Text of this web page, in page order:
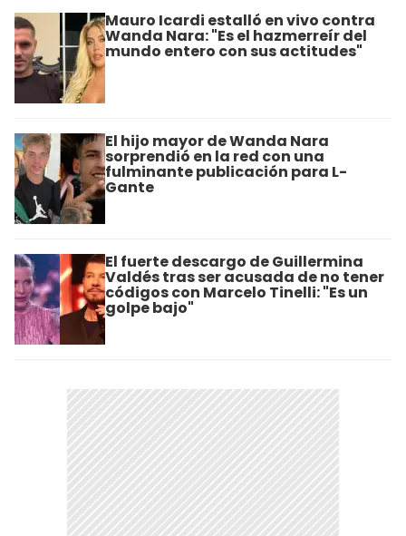
Mauro Icardi estalló en vivo contra
Wanda Nara: "Es el hazmerreír del
mundo entero con sus actitudes"
El hijo mayor de Wanda Nara
sorprendió en la red con una
fulminante publicación para L-
Gante
El fuerte descargo de Guillermina
Valdés tras ser acusada de no tener
códigos con Marcelo Tinelli: "Es un
golpe bajo"